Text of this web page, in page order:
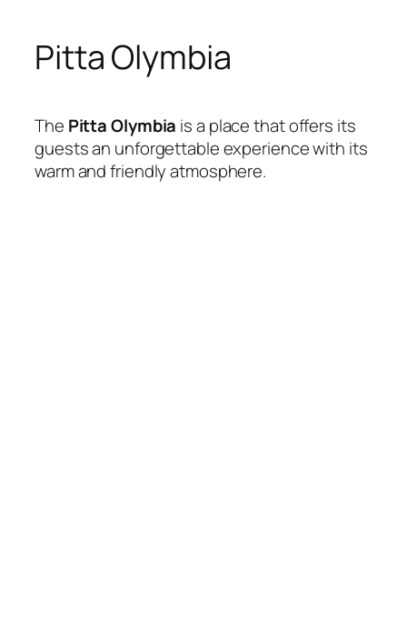
Pitta Olymbia
The Pitta Olymbia is a place that offers its
guests an unforgettable experience with its
warm and friendly atmosphere.